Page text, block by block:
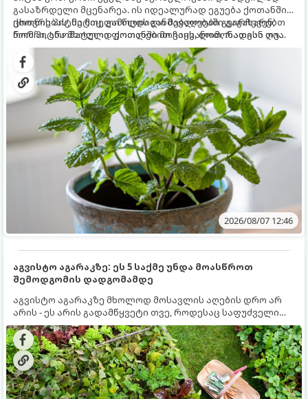
გასაზრდელი მცენარეა. ის იდეალურად ეგუება ქოთანში
ცხოვრებას, მეტიც, გამოცდილი მებაღეები გვირჩევენ,
რომ პიტნა მხოლოდ ქოთანში მოვიყვანოთ, რადგან ღია
გრუნტში (ბაღში) დარგვისას ის ფესვებით ძალიან
სწრაფად ვრცელდება და სხვა მცენარეებს ავიწროებს.
ქოთნის პიტნა მთელი წლის განმავლობაში გაგახარებთ
ნორჩი, არომატული ფოთლებით ჩაის, ლიმონათისა თუ
კერძებისთვის.
2026/08/07 12:46
აგვისტო აგარაკზე: ეს 5 საქმე უნდა მოასწროთ
შემოდგომის დადგომამდე
აგვისტო აგარაკზე მხოლოდ მოსავლის აღების დრო არ
არის - ეს არის გადამწყვეტი თვე, როდესაც საფუძველი
ეყრება მომავალი წლის მოსავალს და ბაღი მზადდება
შემოდგომა-ზამთრის სეზონისთვის. იმისათვის, რომ
ნიადაგმა ენერგია აღიდგინოს, ხოლო მცენარეებმა
ზამთარს გაუძლონ, აგვისტოს ბოლომდე 5
მნიშვნელოვანი საქმის გაკეთება უნდა მოასწროთ: